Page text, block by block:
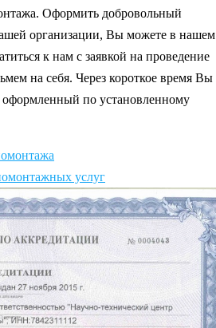
Оформить добровольный
организации, Вы можете в нашем
к нам с заявкой на проведение
на себя. Через короткое время Вы
оформленный по установленному
услуг